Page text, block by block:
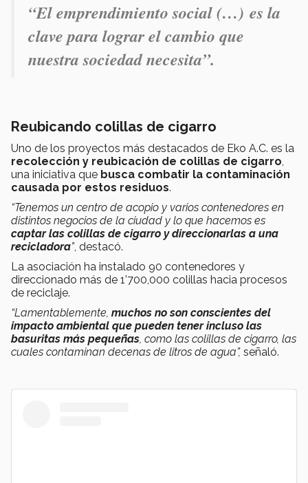
“El emprendimiento social (…) es la
clave para lograr el cambio que
nuestra sociedad necesita”.
Reubicando colillas de cigarro
Uno de los proyectos más destacados de Eko A.C. es la
recolección y reubicación de colillas de cigarro,
una iniciativa que busca combatir la contaminación
causada por estos residuos.
“Tenemos un centro de acopio y varios contenedores en
distintos negocios de la ciudad y lo que hacemos es
captar las colillas de cigarro y direccionarlas a una
recicladora”, destacó.
La asociación ha instalado 90 contenedores y
direccionado más de 1’700,000 colillas hacia procesos
de reciclaje.
“Lamentablemente, muchos no son conscientes del
impacto ambiental que pueden tener incluso las
basuritas más pequeñas, como las colillas de cigarro, las
cuales contaminan decenas de litros de agua”, señaló.